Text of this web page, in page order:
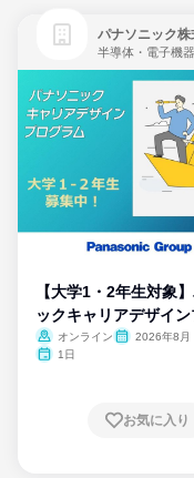
パナソニック株
半導体・電子機
【大学1・2年生対象
ックキャリアデザイ
ム
オンライン
2026年8月
1日
お気に入り